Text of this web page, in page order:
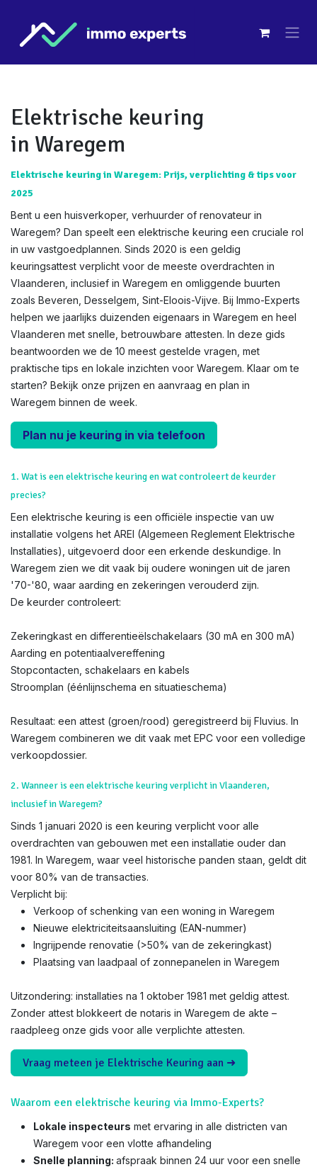
Elektrische keuring
in Waregem
Elektrische keuring in Waregem: Prijs, verplichting & tips voor
2025
Bent u een huisverkoper, verhuurder of renovateur in
Waregem? Dan speelt een elektrische keuring een cruciale rol
in uw vastgoedplannen. Sinds 2020 is een geldig
keuringsattest verplicht voor de meeste overdrachten in
Vlaanderen, inclusief in Waregem en omliggende buurten
zoals Beveren, Desselgem, Sint-Eloois-Vijve. Bij Immo-Experts
helpen we jaarlijks duizenden eigenaars in Waregem en heel
Vlaanderen met snelle, betrouwbare attesten. In deze gids
beantwoorden we de 10 meest gestelde vragen, met
praktische tips en lokale inzichten voor Waregem. Klaar om te
starten? Bekijk onze prijzen en aanvraag en plan in
Waregem binnen de week.
Plan nu je keuring in via telefoon
1. Wat is een elektrische keuring en wat controleert de keurder
precies?
Een elektrische keuring is een officiële inspectie van uw
installatie volgens het AREI (Algemeen Reglement Elektrische
Installaties), uitgevoerd door een erkende deskundige. In
Waregem zien we dit vaak bij oudere woningen uit de jaren
'70-'80, waar aarding en zekeringen verouderd zijn.
De keurder controleert:
Zekeringkast en differentieëlschakelaars (30 mA en 300 mA)
Aarding en potentiaalvereffening
Stopcontacten, schakelaars en kabels
Stroomplan (éénlijnschema en situatieschema)
Resultaat: een attest (groen/rood) geregistreerd bij Fluvius. In
Waregem combineren we dit vaak met EPC voor een volledige
verkoopdossier.
2. Wanneer is een elektrische keuring verplicht in Vlaanderen,
inclusief in Waregem?
Sinds 1 januari 2020 is een keuring verplicht voor alle
overdrachten van gebouwen met een installatie ouder dan
1981. In Waregem, waar veel historische panden staan, geldt dit
voor 80% van de transacties.
Verplicht bij:
Verkoop of schenking van een woning in Waregem
Nieuwe elektriciteitsaansluiting (EAN-nummer)
Ingrijpende renovatie (>50% van de zekeringkast)
Plaatsing van laadpaal of zonnepanelen in Waregem
Uitzondering: installaties na 1 oktober 1981 met geldig attest.
Zonder attest blokkeert de notaris in Waregem de akte –
raadpleeg onze gids voor alle verplichte attesten.
Vraag meteen je Elektrische Keuring aan ➜
Waarom een elektrische keuring via Immo-Experts?
Lokale inspecteurs met ervaring in alle districten van
Waregem voor een vlotte afhandeling
Snelle planning: afspraak binnen 24 uur voor een snelle